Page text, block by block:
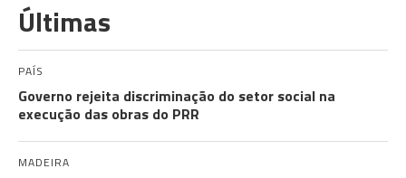
Últimas
PAÍS
Governo rejeita discriminação do setor social na
execução das obras do PRR
MADEIRA